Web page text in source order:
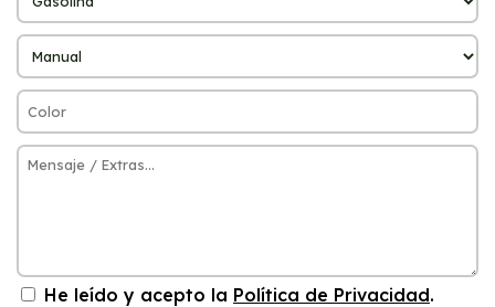
He leído y acepto la Política de Privacidad.